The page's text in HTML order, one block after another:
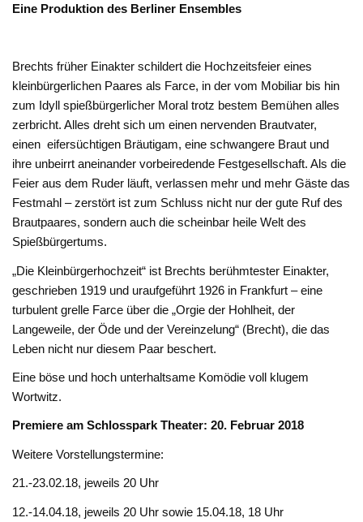
Eine Produktion des Berliner Ensembles
Brechts früher Einakter schildert die Hochzeitsfeier eines
kleinbürgerlichen Paares als Farce, in der vom Mobiliar bis hin
zum Idyll spießbürgerlicher Moral trotz bestem Bemühen alles
zerbricht. Alles dreht sich um einen nervenden Brautvater,
einen eifersüchtigen Bräutigam, eine schwangere Braut und
ihre unbeirrt aneinander vorbeiredende Festgesellschaft. Als die
Feier aus dem Ruder läuft, verlassen mehr und mehr Gäste das
Festmahl – zerstört ist zum Schluss nicht nur der gute Ruf des
Brautpaares, sondern auch die scheinbar heile Welt des
Spießbürgertums.
„Die Kleinbürgerhochzeit“ ist Brechts berühmtester Einakter,
geschrieben 1919 und uraufgeführt 1926 in Frankfurt – eine
turbulent grelle Farce über die „Orgie der Hohlheit, der
Langeweile, der Öde und der Vereinzelung“ (Brecht), die das
Leben nicht nur diesem Paar beschert.
Eine böse und hoch unterhaltsame Komödie voll klugem
Wortwitz.
Premiere am Schlosspark Theater: 20. Februar 2018
Weitere Vorstellungstermine:
21.-23.02.18, jeweils 20 Uhr
12.-14.04.18, jeweils 20 Uhr sowie 15.04.18, 18 Uhr